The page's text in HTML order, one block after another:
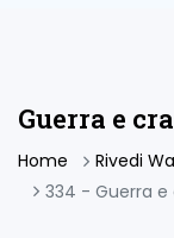
Guerra e
Home
Rivedi
334 - Guerra